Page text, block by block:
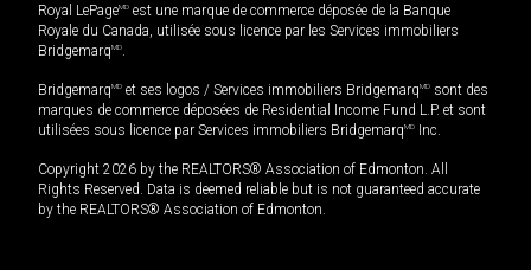
Royal LePageMD est une marque de commerce déposée de la Banque
Royale du Canada, utilisée sous licence par les Services immobiliers
BridgemarqMD.
BridgemarqMD et ses logos / Services immobiliers BridgemarqMD sont des
marques de commerce déposées de Residential Income Fund L.P. et sont
utilisées sous licence par Services immobiliers BridgemarqMD Inc.
Copyright 2026 by the REALTORS® Association of Edmonton. All
Rights Reserved. Data is deemed reliable but is not guaranteed accurate
by the REALTORS® Association of Edmonton.